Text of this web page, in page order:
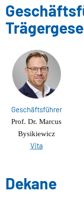
Geschäftsführer
Prof. Dr. Marcus
Bysikiewicz
Vita
Dekane